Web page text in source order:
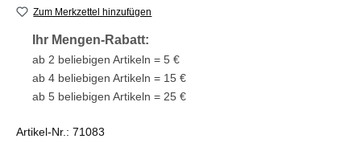
Zum Merkzettel hinzufügen
Ihr Mengen-Rabatt:
ab 2 beliebigen Artikeln = 5 €
ab 4 beliebigen Artikeln = 15 €
ab 5 beliebigen Artikeln = 25 €
Artikel-Nr.: 71083